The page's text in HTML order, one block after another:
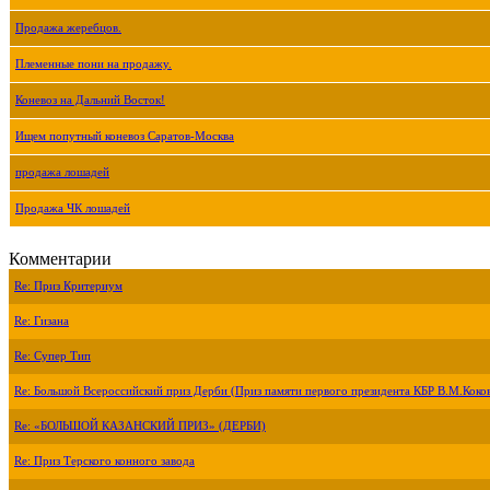
Продажа жеребцов.
Племенные пони на продажу.
Коневоз на Дальний Восток!
Ищем попутный коневоз Саратов-Москва
продажа лошадей
Продажа ЧК лошадей
Комментарии
Re: Приз Критериум
Re: Гизана
Re: Супер Тип
Re: Большой Всероссийский приз Дерби (Приз памяти первого президента КБР
Re: «БОЛЬШОЙ КАЗАНСКИЙ ПРИЗ» (ДЕРБИ)
Re: Приз Терского конного завода